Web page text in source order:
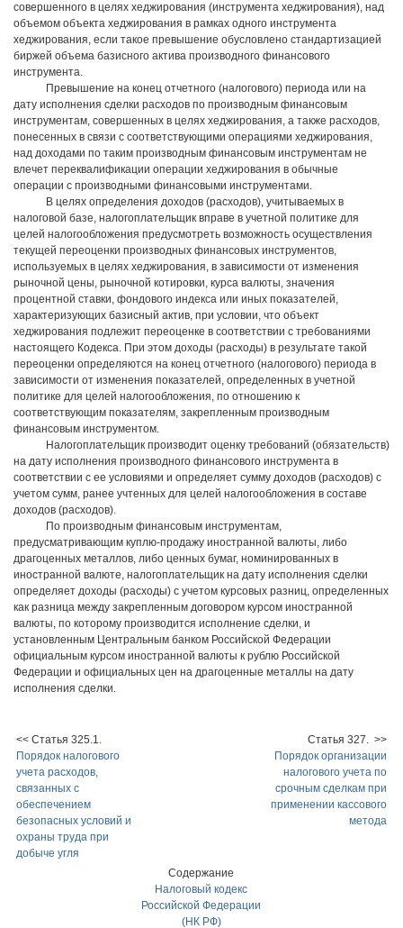
совершенного в целях хеджирования (инструмента хеджирования), над
объемом объекта хеджирования в рамках одного инструмента
хеджирования, если такое превышение обусловлено стандартизацией
биржей объема базисного актива производного финансового
инструмента.
Превышение на конец отчетного (налогового) периода или на
дату исполнения сделки расходов по производным финансовым
инструментам, совершенных в целях хеджирования, а также расходов,
понесенных в связи с соответствующими операциями хеджирования,
над доходами по таким производным финансовым инструментам не
влечет переквалификации операции хеджирования в обычные
операции с производными финансовыми инструментами.
В целях определения доходов (расходов), учитываемых в
налоговой базе, налогоплательщик вправе в учетной политике для
целей налогообложения предусмотреть возможность осуществления
текущей переоценки производных финансовых инструментов,
используемых в целях хеджирования, в зависимости от изменения
рыночной цены, рыночной котировки, курса валюты, значения
процентной ставки, фондового индекса или иных показателей,
характеризующих базисный актив, при условии, что объект
хеджирования подлежит переоценке в соответствии с требованиями
настоящего Кодекса. При этом доходы (расходы) в результате такой
переоценки определяются на конец отчетного (налогового) периода в
зависимости от изменения показателей, определенных в учетной
политике для целей налогообложения, по отношению к
соответствующим показателям, закрепленным производным
финансовым инструментом.
Налогоплательщик производит оценку требований (обязательств)
на дату исполнения производного финансового инструмента в
соответствии с ее условиями и определяет сумму доходов (расходов) с
учетом сумм, ранее учтенных для целей налогообложения в составе
доходов (расходов).
По производным финансовым инструментам,
предусматривающим куплю-продажу иностранной валюты, либо
драгоценных металлов, либо ценных бумаг, номинированных в
иностранной валюте, налогоплательщик на дату исполнения сделки
определяет доходы (расходы) с учетом курсовых разниц, определенных
как разница между закрепленным договором курсом иностранной
валюты, по которому производится исполнение сделки, и
установленным Центральным банком Российской Федерации
официальным курсом иностранной валюты к рублю Российской
Федерации и официальных цен на драгоценные металлы на дату
исполнения сделки.
<< Статья 325.1.
Порядок налогового
учета расходов,
связанных с
обеспечением
безопасных условий и
охраны труда при
добыче угля
Статья 327. >>
Порядок организации
налогового учета по
срочным сделкам при
применении кассового
метода
Содержание
Налоговый кодекс
Российской Федерации
(НК РФ)